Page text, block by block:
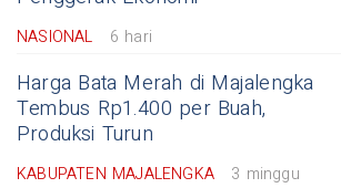
NASIONAL 6 hari
Harga Bata Merah di Majalengka
Tembus Rp1.400 per Buah,
Produksi Turun
KABUPATEN MAJALENGKA 3 minggu